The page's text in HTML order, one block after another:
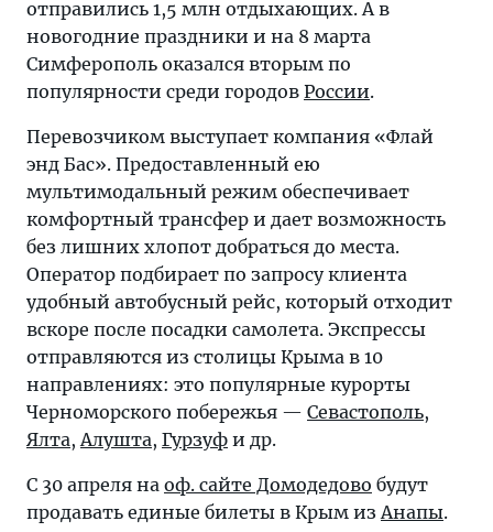
автобус
в
один
из
приморских
городов
полуострова.
отправились 1,5 млн отдыхающих. А в
новогодние праздники и на 8 марта
Симферополь оказался вторым по
популярности среди городов России.
Перевозчиком выступает компания «Флай
энд Бас». Предоставленный ею
мультимодальный режим обеспечивает
комфортный трансфер и дает возможность
без лишних хлопот добраться до места.
Оператор подбирает по запросу клиента
удобный автобусный рейс, который отходит
вскоре после посадки самолета. Экспрессы
отправляются из столицы Крыма в 10
направлениях: это популярные курорты
Черноморского побережья — Севастополь,
Ялта,Алушта, Гурзуф и др.
С 30 апреля на оф. сайте Домодедово будут
продавать единые билеты в Крым изАнапы.